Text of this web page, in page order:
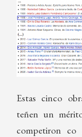
Estas cinco
teñen un
competiron co